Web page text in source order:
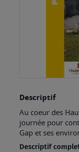
to
the
beginning
of
Descriptif
Au coeur des
journée pour
Gap et ses
Descriptif